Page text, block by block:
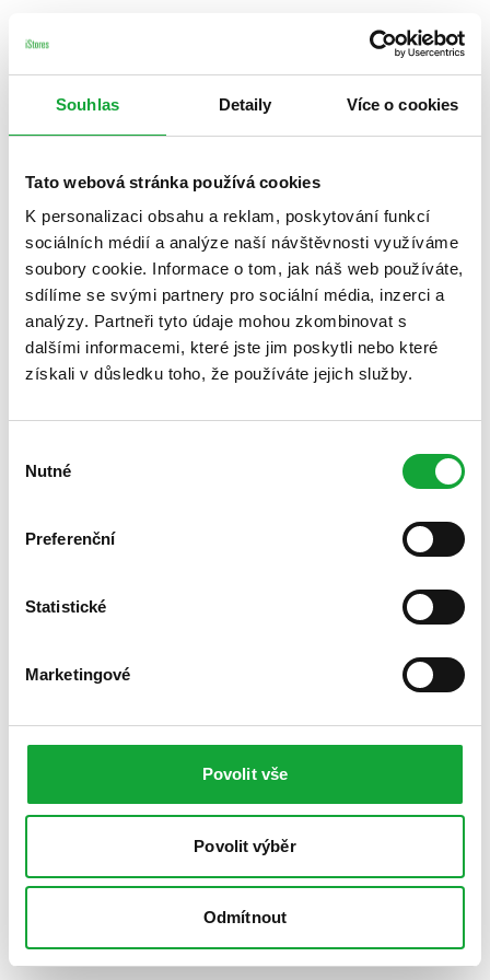
Souhlas Detaily Více o cookies
Tato webová stránka používá cookies
K personalizaci obsahu a reklam, poskytování funkcí
sociálních médií a analýze naší návštěvnosti využíváme
soubory cookie. Informace o tom, jak náš web používáte,
sdílíme se svými partnery pro sociální média, inzerci a
analýzy. Partneři tyto údaje mohou zkombinovat s
dalšími informacemi, které jste jim poskytli nebo které
získali v důsledku toho, že používáte jejich služby.
souhlasu
Nutné
Preferenční
Statistické
Marketingové
Povolit vše
Povolit výběr
Odmítnout